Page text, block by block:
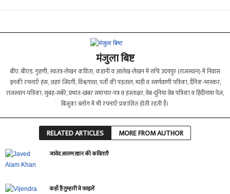
मंजुला बिष्ट
बीए. बीएड. गृहणी, स्वतंत्र-लेखन कविता, कहानी व आलेख-लेखन में रुचि उदयपुर (राजस्थान) में निवास
इनकी रचनाएँ हंस, अहा! जिंदगी, विश्वगाथा, पर्तों की पड़ताल, माही व स्वर्णवाणी पत्रिका, दैनिक-भास्कर,
राजस्थान-पत्रिका, सुबह-सबेरे, प्रभात-ख़बर समाचार-पत्र व हस्ताक्षर, वेब-दुनिया वेब पत्रिका व हिंदीनामा पेज़,
बिजूका ब्लॉग में भी रचनाएँ प्रकाशित होती रहती हैं।
RELATED ARTICLES MORE FROM AUTHOR
जावेद आलम ख़ान की कविताएँ
कहाँ हैं तुम्हारी वे फ़ाइलें